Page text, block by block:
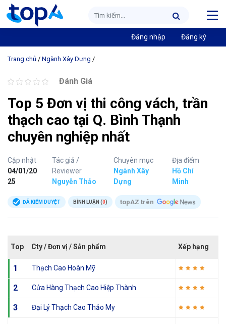
Đăng nhập Đăng ký
Trang chủ / Ngành Xây Dựng /
Đánh Giá
Top 5 Đơn vị thi công vách, trần
thạch cao tại Q. Bình Thạnh
chuyên nghiệp nhất
Cập nhật
04/01/20
25
Tác giả /
Reviewer
Nguyễn Thảo
Chuyên mục
Ngành Xây
Dựng
Địa điểm
Hồ Chí
Minh
ĐÃ KIỂM DUYỆT BÌNH LUẬN (0) topAZ trên
Top Cty / Đơn vị / Sản phẩm Xếp hạng
1 Thạch Cao Hoàn Mỹ
2 Cửa Hàng Thạch Cao Hiệp Thành
3 Đại Lý Thạch Cao Thảo My